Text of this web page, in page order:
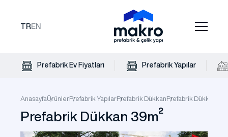
TR EN
Prefabrik Ev Fiyatları Prefabrik Yapılar
AnasayfaÜrünlerPrefabrik YapılarPrefabrik DükkanPrefabrik Dükkan
Prefabrik Dükkan 39m²